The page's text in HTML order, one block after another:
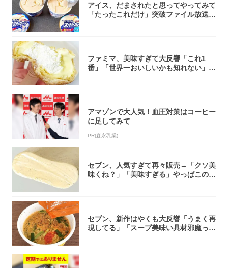
アイス、だまされたと思ってやってみて
「たったこれだけ」突破ファイル放送で
ファミマ、美味すぎて大反響「これ1
番」「世界一おいしいかも知れない」
アマゾンで大人気！血圧対策はコーヒー
に足してみて
PR(森永乳業)
セブン、人気すぎて再々販売→「クソ美
味くね？」「美味すぎる」やっぱこのク
セブン、新作はやくも大反響「うまく再
現してる」「スープ美味い具材邪魔って